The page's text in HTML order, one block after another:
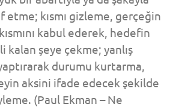
etme; kısmı gizleme, gerçeğin
kabul ederek, hedefin
kalan şeye çekme; yanlış
durumu kurtarma,
aksini ifade edecek şekilde
(Paul Ekman – Ne